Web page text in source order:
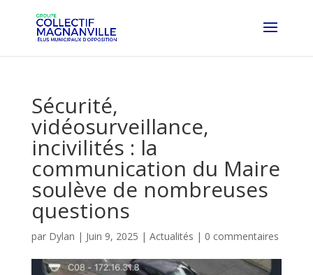
Sécurité,
vidéosurveillance,
incivilités : la
communication du Maire
soulève de nombreuses
questions
par Dylan | Juin 9, 2025 | Actualités | 0 commentaires